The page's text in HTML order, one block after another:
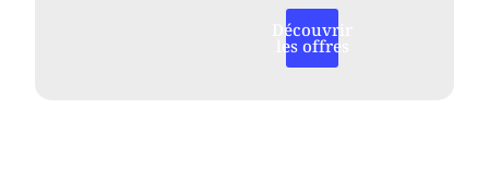
Découvrir
les offres